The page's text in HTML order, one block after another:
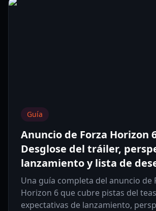
Guía
Anuncio de Forza Horizon
Desglose del tráiler,
lanzamiento y lista de
Una guía completa del anuncio de
Horizon 6 que cubre pistas del
expectativas de lanzamiento,